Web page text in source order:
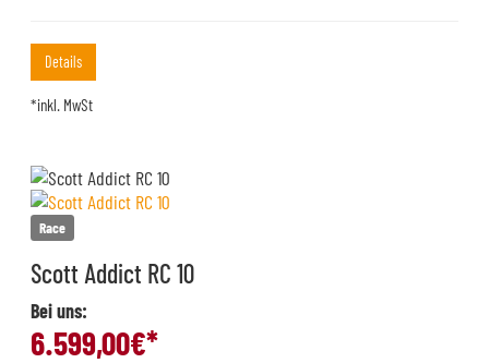
Details
*inkl. MwSt
Race
Scott Addict RC 10
Bei uns:
6.599,00€*